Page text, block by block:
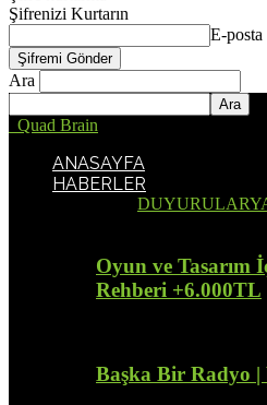
Şifrenizi Kurtarın
E-posta
Ara
Quad Brain
ANASAYFA
HABERLER
DUYURULAR
Oyun ve Tasarım
Rehberi +6.000TL
Başka Bir Radyo |